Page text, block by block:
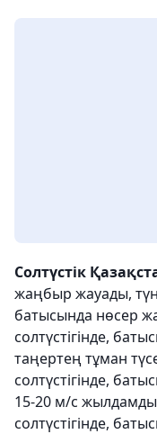
Солтүстік
жаңбыр жауады,
батысында нөсер
солтүстігінде,
таңертең тұман
солтүстігінде,
15-20 м/с
солтүстігінде,